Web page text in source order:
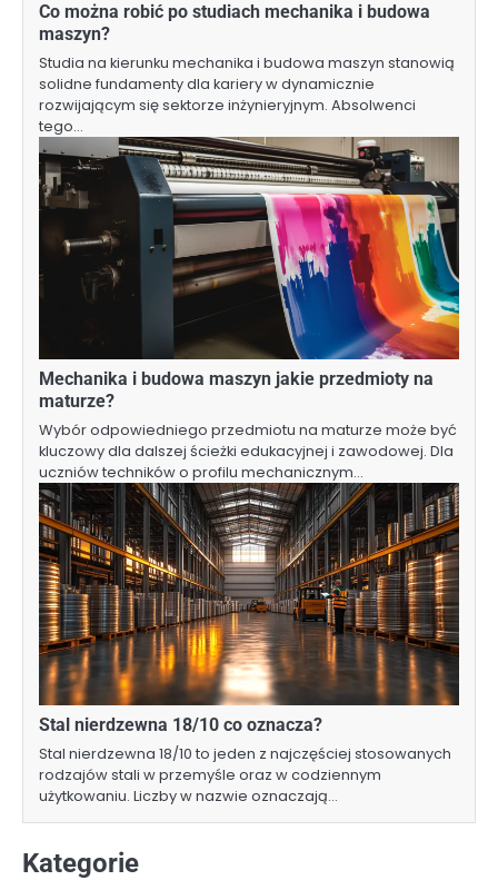
Co można robić po studiach mechanika i budowa
maszyn?
Studia na kierunku mechanika i budowa maszyn stanowią
solidne fundamenty dla kariery w dynamicznie
rozwijającym się sektorze inżynieryjnym. Absolwenci
tego…
Mechanika i budowa maszyn jakie przedmioty na
maturze?
Wybór odpowiedniego przedmiotu na maturze może być
kluczowy dla dalszej ścieżki edukacyjnej i zawodowej. Dla
uczniów techników o profilu mechanicznym…
Stal nierdzewna 18/10 co oznacza?
Stal nierdzewna 18/10 to jeden z najczęściej stosowanych
rodzajów stali w przemyśle oraz w codziennym
użytkowaniu. Liczby w nazwie oznaczają…
Kategorie